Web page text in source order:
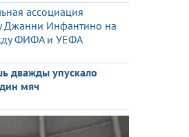
ассоциация
Джанни Инфантино на
ФИФА и УЕФА
дважды упускало
мяч